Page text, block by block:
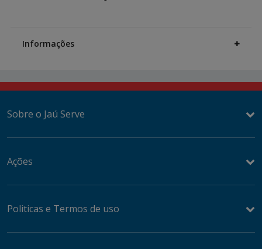
Information
Informações
Sobre o Jaú Serve
Ações
Politicas e Termos de uso